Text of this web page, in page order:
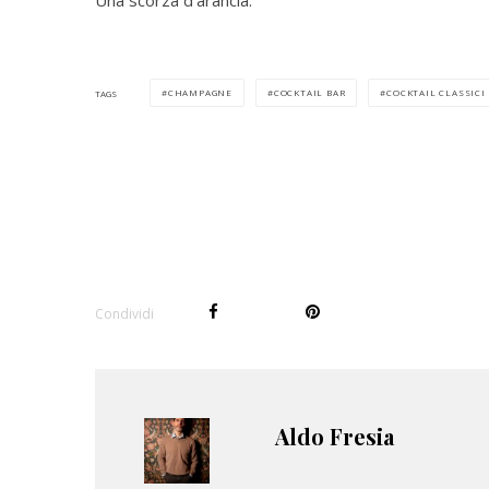
TAGS CHAMPAGNE COCKTAIL BAR COCKTAIL CLASSICI
Condividi
Aldo Fresia